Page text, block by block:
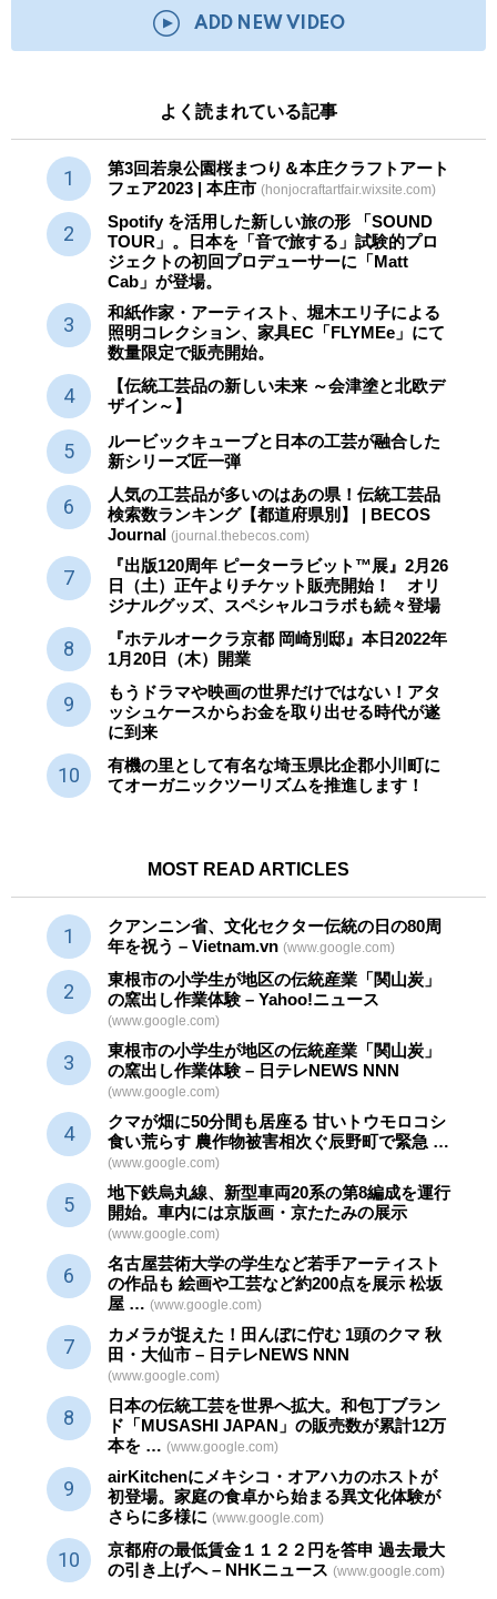
ADD NEW VIDEO
よく読まれている記事
第3回若泉公園桜まつり＆本庄クラフトアート
フェア2023 | 本庄市 (honjocraftartfair.wixsite.com)
Spotify を活用した新しい旅の形 「SOUND
TOUR」。日本を「音で旅する」試験的プロ
ジェクトの初回プロデューサーに「Matt
Cab」が登場。
和紙作家・アーティスト、堀木エリ子による
照明コレクション、家具EC「FLYMEe」にて
数量限定で販売開始。
【伝統工芸品の新しい未来 ～会津塗と北欧デ
ザイン～】
ルービックキューブと日本の工芸が融合した
新シリーズ匠一弾
人気の工芸品が多いのはあの県！伝統工芸品
検索数ランキング【都道府県別】 | BECOS
Journal (journal.thebecos.com)
『出版120周年 ピーターラビット™展』2月26
日（土）正午よりチケット販売開始！ オリ
ジナルグッズ、スペシャルコラボも続々登場
『ホテルオークラ京都 岡崎別邸』本日2022年
1月20日（木）開業
もうドラマや映画の世界だけではない！アタ
ッシュケースからお金を取り出せる時代が遂
に到来
有機の里として有名な埼玉県比企郡小川町に
てオーガニックツーリズムを推進します！
MOST READ ARTICLES
クアンニン省、文化セクター伝統の日の80周
年を祝う – Vietnam.vn (www.google.com)
東根市の小学生が地区の伝統産業 「関山炭」
の窯出し作業体験 – Yahoo!ニュース
(www.google.com)
東根市の小学生が地区の伝統産業 「関山炭」
の窯出し作業体験 – 日テレNEWS NNN
(www.google.com)
クマが畑に50分間も居座る 甘いトウモロコシ
食い荒らす 農作物被害相次ぐ辰野町で緊急 …
(www.google.com)
地下鉄烏丸線、新型車両20系の第8編成を運行
開始。車内には京版画・京たたみの展示
(www.google.com)
名古屋芸術大学の学生など若手アーティスト
の作品も 絵画や工芸など約200点を展示 松坂
屋 … (www.google.com)
カメラが捉えた！田んぼに佇む 1頭のクマ 秋
田・大仙市 – 日テレNEWS NNN
(www.google.com)
日本の伝統工芸を世界へ拡大。和包丁ブラン
ド「MUSASHI JAPAN」の販売数が累計12万
本を … (www.google.com)
airKitchenにメキシコ・オアハカのホストが
初登場。家庭の食卓から始まる異文化体験が
さらに多様に (www.google.com)
京都府の最低賃金１１２２円を答申 過去最大
の引き上げへ – NHKニュース (www.google.com)